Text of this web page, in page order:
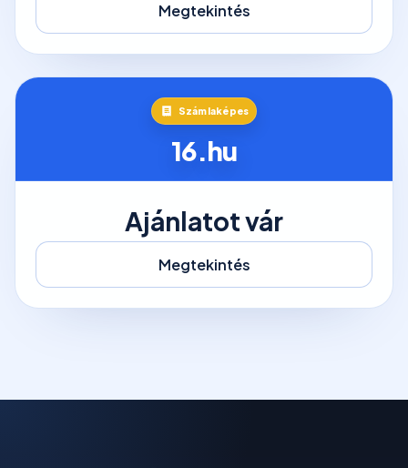
Megtekintés
Számlaképes
16.hu
Ajánlatot vár
Megtekintés